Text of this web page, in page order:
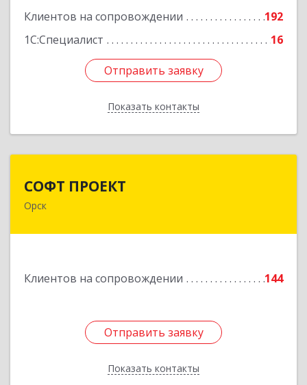
Клиентов на сопровождении
192
1С:Специалист
16
Отправить заявку
Показать контакты
Подробнее
Отправить заявку
Назад
СОФТ ПРОЕКТ
Орск
Клиентов на сопровождении 144
Отправить заявку
Показать контакты
Отправить заявку
Назад